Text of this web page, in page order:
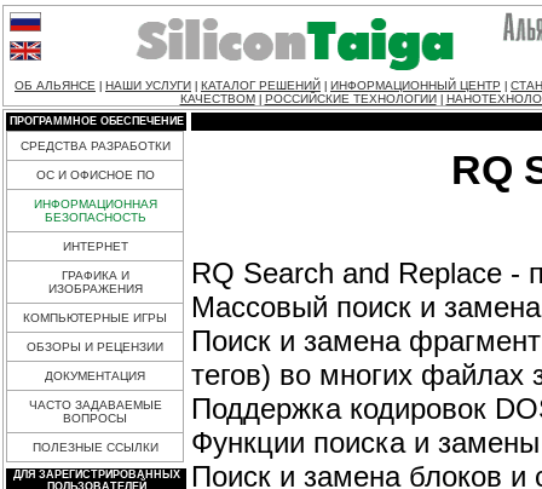
ОБ АЛЬЯНСЕ НАШИ УСЛУГИ КАТАЛОГ РЕШЕНИЙ ИНФОРМАЦИОННЫЙ ЦЕНТР
КАЧЕСТВОМ
РОССИЙСКИЕ ТЕХНОЛОГИИ
ПРОГРАММНОЕ ОБЕСПЕЧЕНИЕ
СРЕДСТВА РАЗРАБОТКИ
ОС И ОФИСНОЕ ПО
ИНФОРМАЦИОННАЯ
БЕЗОПАСНОСТЬ
ИНТЕРНЕТ
ГРАФИКА И
ИЗОБРАЖЕНИЯ
КОМПЬЮТЕРНЫЕ ИГРЫ
ОБЗОРЫ И РЕЦЕНЗИИ
ДОКУМЕНТАЦИЯ
ЧАСТО ЗАДАВАЕМЫЕ
ВОПРОСЫ
ПОЛЕЗНЫЕ ССЫЛКИ
ДЛЯ ЗАРЕГИСТРИРОВАННЫХ
ПОЛЬЗОВАТЕЛЕЙ
RQ
RQ Search and Replace -
Массовый поиск и
Поиск и замена
тегов) во многих файлах
Поддержка кодировок
Функции поиска и
Поиск и замена блоков и